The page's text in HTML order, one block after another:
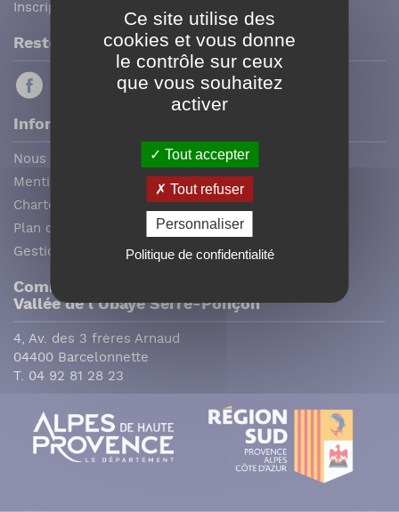
Inscription / Désinscription
Restez connecté
Informations
Nous contacter
Mentions légales
Charte graphique
Plan du site
Gestion des cookies
Communauté de communes
Vallée de l´ Ubaye Serre-Ponçon
4, Av. des 3 frères Arnaud
04400 Barcelonnette
T. 04 92 81 28 23
Ce site utilise des
cookies et vous donne
le contrôle sur ceux
que vous souhaitez
activer
Tout accepter
Tout refuser
Personnaliser
Politique de confidentialité